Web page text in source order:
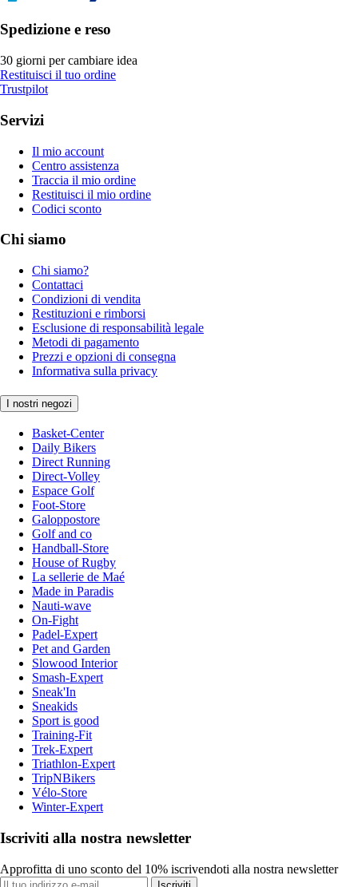
Spedizione e reso
30 giorni per cambiare idea
Restituisci il tuo ordine
Trustpilot
Servizi
Il mio account
Centro assistenza
Traccia il mio ordine
Restituisci il mio ordine
Codici sconto
Chi siamo
Chi siamo?
Contattaci
Condizioni di vendita
Restituzioni e rimborsi
Esclusione di responsabilità legale
Metodi di pagamento
Prezzi e opzioni di consegna
Informativa sulla privacy
I nostri negozi
Basket-Center
Daily Bikers
Direct Running
Direct-Volley
Espace Golf
Foot-Store
Galoppostore
Golf and co
Handball-Store
House of Rugby
La sellerie de Maé
Made in Paradis
Nauti-wave
On-Fight
Padel-Expert
Pet and Garden
Slowood Interior
Smash-Expert
Sneak'In
Sneakids
Sport is good
Training-Fit
Trek-Expert
Triathlon-Expert
TripNBikers
Vélo-Store
Winter-Expert
Iscriviti alla nostra newsletter
Approfitta di uno sconto del 10% iscrivendoti alla nostra newsletter